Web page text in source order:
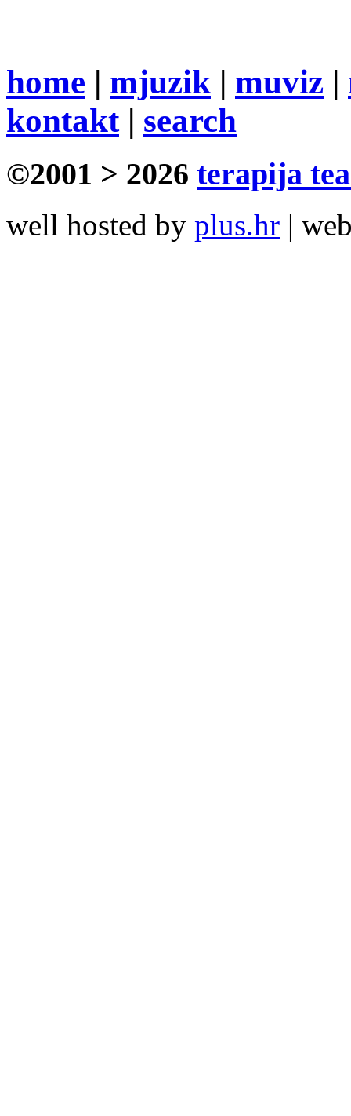
home | mjuzik | muviz |
kontakt| search
©2001 > 2026 terapija
well hosted by plus.hr |